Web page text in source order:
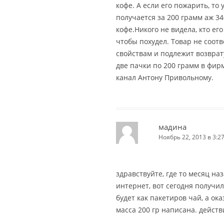
кофе. А если его пожарить, то
получается за 200 грамм аж
кофе.Никого не видела, кто
чтобы похудел. Товар не
свойствам и подлежит
две пачки по 200 грамм в
канал Антону Привольному.
мадина
Ноябрь 22, 2013 в
здравствуйте, где то месяц
интернет, вот сегодня
будет как пакетиров чай, а
масса 200 гр написана.